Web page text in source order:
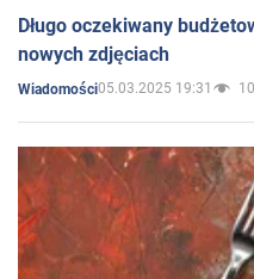
Długo oczekiwany
nowych zdjęciach
Wiadomości05.03.2025 19:31 10